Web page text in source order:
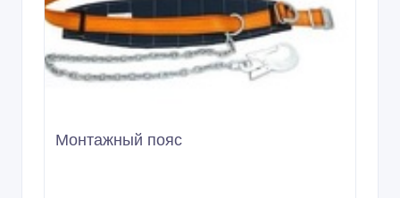
Монтажный пояс